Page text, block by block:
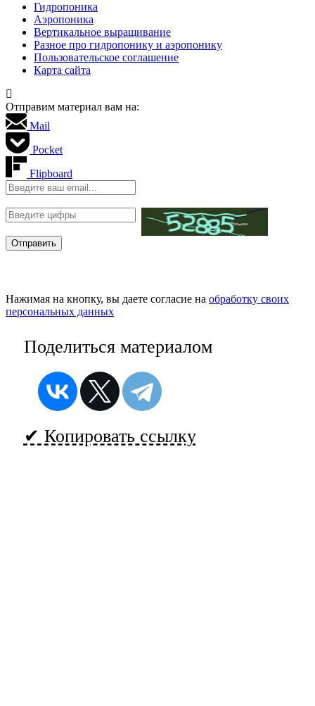
Гидропоника
Аэропоника
Вертикальное выращивание
Разное про гидропонику и аэропонику
Пользовательское соглашение
Карта сайта
Отправим материал вам на:
Mail
Pocket
Flipboard
Нажимая на кнопку, вы даете согласие на обработку своих
персональных данных
Поделиться материалом
✔ Копировать ссылку